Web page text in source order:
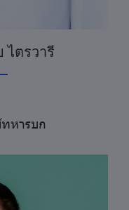
ตรวารี
หารบก